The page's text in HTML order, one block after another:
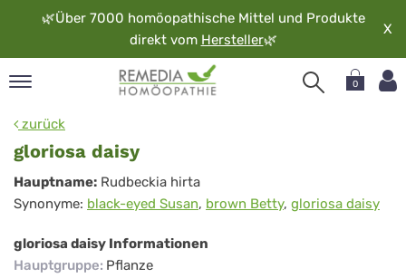
🌿Über 7000 homöopathische Mittel und Produkte
direkt vom Hersteller🌿
X
0
zurück
gloriosa daisy
gloriosa
daisy
Hauptname: Rudbeckia hirta
Synonyme: black-eyed Susan, brown Betty, gloriosa daisy
gloriosa daisy Informationen
Hauptgruppe: Pflanze